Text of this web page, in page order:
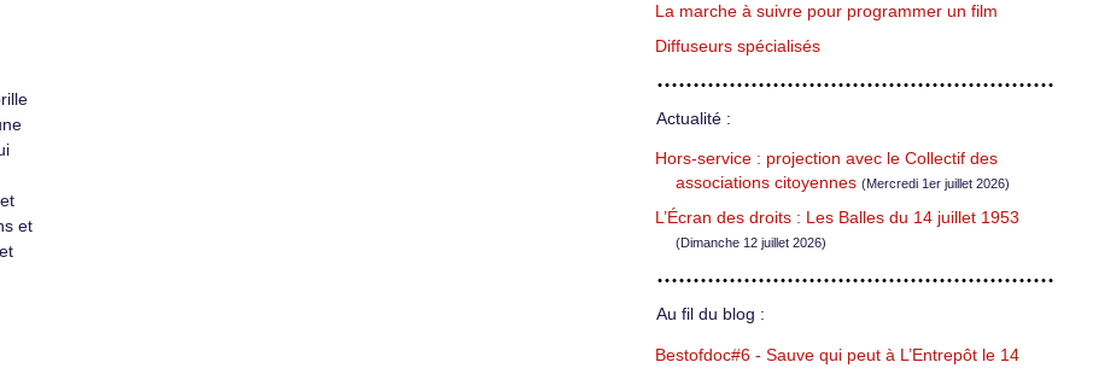
et
La marche à suivre pour programmer un film
Diffuseurs spécialisés
Actualité :
Hors-service : projection avec le Collectif des
associations citoyennes (Mercredi 1er juillet 2026)
L’Écran des droits : Les Balles du 14 juillet 1953
(Dimanche 12 juillet 2026)
Au fil du blog :
Bestofdoc#6 - Sauve qui peut à L’Entrepôt le 14